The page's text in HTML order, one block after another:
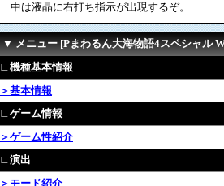
中は液晶に右打ち指示が出現するぞ。
▼ メニュー [Pまわるん大海物語4スペシャル
∟機種基本情報
＞基本情報
∟ゲーム情報
＞ゲーム性紹介
∟演出
＞モード紹介